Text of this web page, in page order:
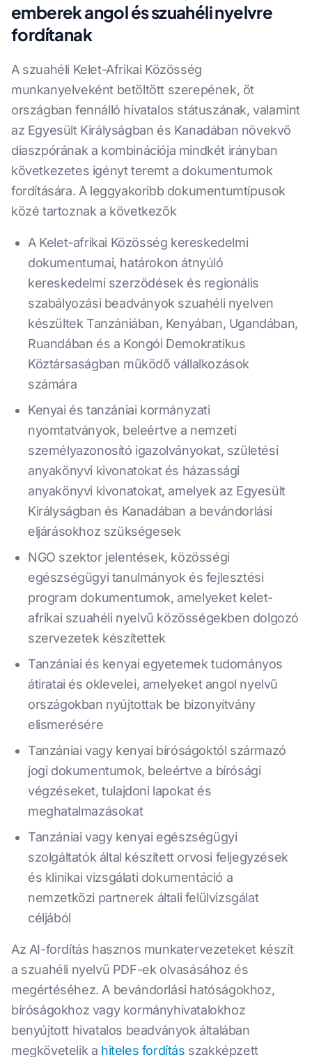
emberek angol és szuahéli nyelvre
fordítanak
A szuahéli Kelet-Afrikai Közösség
munkanyelveként betöltött szerepének, öt
országban fennálló hivatalos státuszának, valamint
az Egyesült Királyságban és Kanadában növekvő
diaszpórának a kombinációja mindkét irányban
következetes igényt teremt a dokumentumok
fordítására. A leggyakoribb dokumentumtípusok
közé tartoznak a következők
A Kelet-afrikai Közösség kereskedelmi
dokumentumai, határokon átnyúló
kereskedelmi szerződések és regionális
szabályozási beadványok szuahéli nyelven
készültek Tanzániában, Kenyában, Ugandában,
Ruandában és a Kongói Demokratikus
Köztársaságban működő vállalkozások
számára
Kenyai és tanzániai kormányzati
nyomtatványok, beleértve a nemzeti
személyazonosító igazolványokat, születési
anyakönyvi kivonatokat és házassági
anyakönyvi kivonatokat, amelyek az Egyesült
Királyságban és Kanadában a bevándorlási
eljárásokhoz szükségesek
NGO szektor jelentések, közösségi
egészségügyi tanulmányok és fejlesztési
program dokumentumok, amelyeket kelet-
afrikai szuahéli nyelvű közösségekben dolgozó
szervezetek készítettek
Tanzániai és kenyai egyetemek tudományos
átiratai és oklevelei, amelyeket angol nyelvű
országokban nyújtottak be bizonyítvány
elismerésére
Tanzániai vagy kenyai bíróságoktól származó
jogi dokumentumok, beleértve a bírósági
végzéseket, tulajdoni lapokat és
meghatalmazásokat
Tanzániai vagy kenyai egészségügyi
szolgáltatók által készített orvosi feljegyzések
és klinikai vizsgálati dokumentáció a
nemzetközi partnerek általi felülvizsgálat
céljából
Az AI-fordítás hasznos munkatervezeteket készít
a szuahéli nyelvű PDF-ek olvasásához és
megértéséhez. A bevándorlási hatóságokhoz,
bíróságokhoz vagy kormányhivatalokhoz
benyújtott hivatalos beadványok általában
megkövetelik a hiteles fordítás szakképzett